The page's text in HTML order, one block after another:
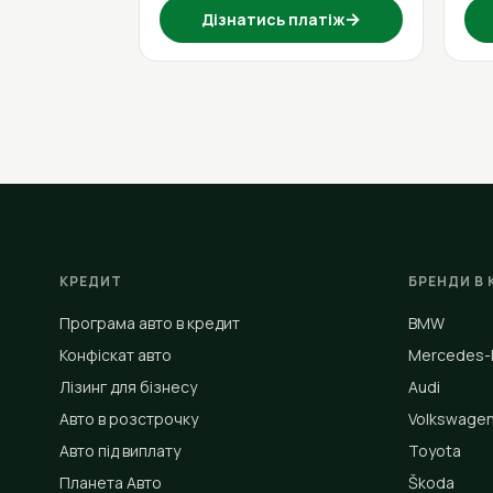
Дізнатись платіж→
КРЕДИТ
Програма авто в кредит
Конфіскат авто
Лізинг для бізнесу
Авто в розстрочку
Авто під виплату
Планета Авто
БРЕНДИ В
BMW
Mercedes-
Audi
Toyota
Škoda